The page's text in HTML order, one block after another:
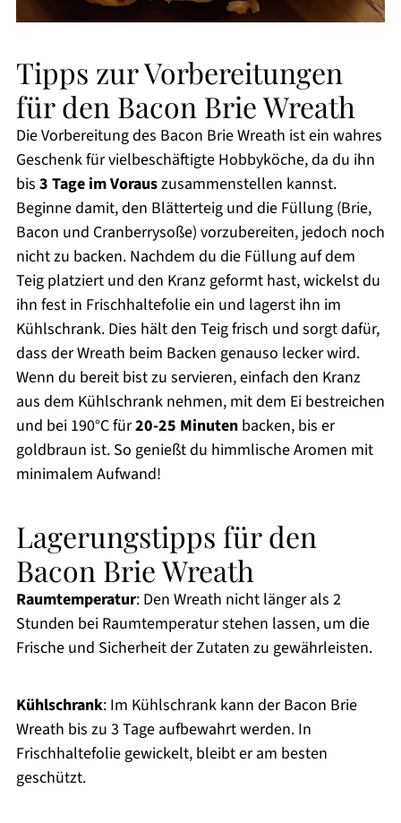
Tipps zur Vorbereitungen
für den Bacon Brie Wreath
Die Vorbereitung des Bacon Brie Wreath ist ein wahres
Geschenk für vielbeschäftigte Hobbyköche, da du ihn
bis 3 Tage im Vorauszusammenstellen kannst.
Beginne damit, den Blätterteig und die Füllung (Brie,
Bacon und Cranberrysoße) vorzubereiten, jedoch noch
nicht zu backen. Nachdem du die Füllung auf dem
Teig platziert und den Kranz geformt hast, wickelst du
ihn fest in Frischhaltefolie ein und lagerst ihn im
Kühlschrank. Dies hält den Teig frisch und sorgt dafür,
dass der Wreath beim Backen genauso lecker wird.
Wenn du bereit bist zu servieren, einfach den Kranz
aus dem Kühlschrank nehmen, mit dem Ei bestreichen
und bei 190°C für20-25 Minutenbacken, bis er
goldbraun ist. So genießt du himmlische Aromen mit
minimalem Aufwand!
Lagerungstipps für den
Bacon Brie Wreath
Raumtemperatur: Den Wreath nicht länger als 2
Stunden bei Raumtemperatur stehen lassen, um die
Frische und Sicherheit der Zutaten zu gewährleisten.
Kühlschrank: Im Kühlschrank kann der Bacon Brie
Wreath bis zu 3 Tage aufbewahrt werden. In
Frischhaltefolie gewickelt, bleibt er am besten
geschützt.